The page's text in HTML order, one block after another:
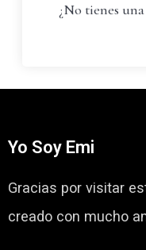
¿No tienes
Yo Soy Emi
Gracias por visitar
creado con mucho